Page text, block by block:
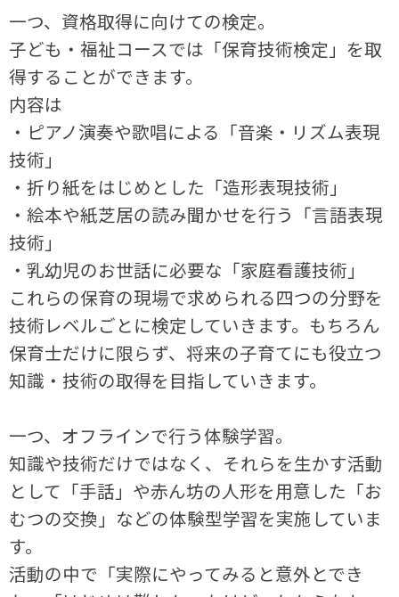
一つ、資格取得に向けての検定。
子ども・福祉コースでは「保育技術検定」を取
得することができます。
内容は
・ピアノ演奏や歌唱による「音楽・リズム表現
技術」
・折り紙をはじめとした「造形表現技術」
・絵本や紙芝居の読み聞かせを行う「言語表現
技術」
・乳幼児のお世話に必要な「家庭看護技術」
これらの保育の現場で求められる四つの分野を
技術レベルごとに検定していきます。もちろん
保育士だけに限らず、将来の子育てにも役立つ
知識・技術の取得を目指していきます。
一つ、オフラインで行う体験学習。
知識や技術だけではなく、それらを生かす活動
として「手話」や赤ん坊の人形を用意した「お
むつの交換」などの体験型学習を実施していま
す。
活動の中で「実際にやってみると意外とでき